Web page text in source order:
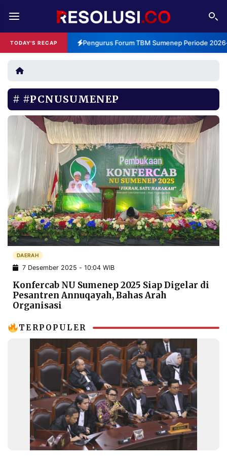
TODAY'S RECAP Pengurus Forum TBM Sumenep Periode
REDAKSI TENTANG
RESOLUSI IKLAN
RUBRIKASI
EDITORIAL AKSARA
FINANSIA PERSONA
DAERAH NASIONAL
MANCA SPORT
INFORMASI
PRIVACY
POLICY
BERITA
WARGA
INFORMASI
IKLAN TULISAN
PENGADUAN TERM
OF
SERVICE
IKUTI
KAMI
#PCNUSUMENEP
DAERAH
7 Desember 2025 - 10:04 WIB
Konfercab NU Sumenep 2025 Siap Digelar di
Pesantren Annuqayah, Bahas Arah
Organisasi
TERPOPULER